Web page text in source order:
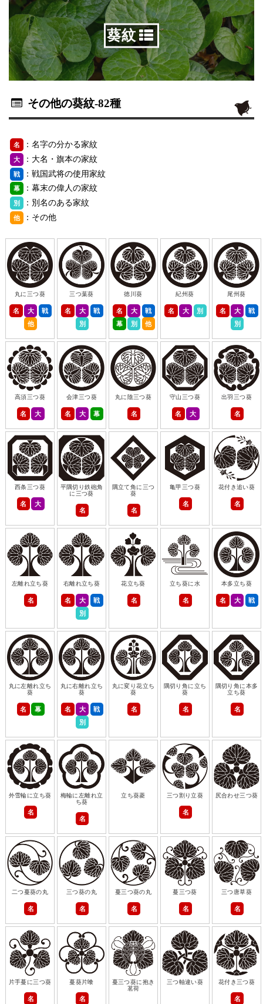
葵紋
その他の葵紋-82種
名 ：名字の分かる家紋
大 ：大名・旗本の家紋
戦 ：戦国武将の使用家紋
幕 ：幕末の偉人の家紋
別 ：別名のある家紋
他 ：その他
丸に三つ葵
名 大
戦
他
三つ葉葵
名 大
戦
別
徳川葵
名 大
戦
幕
別 他
紀州葵
名 大 別
尾州葵
名 大
戦
別
高須三つ葵
名 大
会津三つ葵
名 大 幕
丸に陰三つ葵
名
守山三つ葵
名 大
出羽三つ葵
名
西条三つ葵
名 大
平隅切り鉄砲角
に三つ葵
名
隅立て角に三つ
葵
名
亀甲三つ葵
名
花付き追い葵
名
左離れ立ち葵
名
右離れ立ち葵
名 大
戦
別
花立ち葵
名
立ち葵に水
名
本多立ち葵
名 大 戦
丸に左離れ立ち
葵
名 幕
丸に右離れ立ち
葵
名 大
戦
別
丸に変り花立ち
葵
名
隅切り角に立ち
葵
名
隅切り角に本多
立ち葵
名
外雪輪に立ち葵
名
梅輪に左離れ立
ち葵
名
立ち葵菱 三つ割り立葵
名
尻合わせ三つ葵
二つ蔓葵の丸
名
三つ葵の丸
名
蔓三つ葵の丸
名
蔓三つ葵
名
三つ唐草葵
名
片手蔓に三つ葵
名
蔓葵片喰
名
蔓三つ葵に抱き
茗荷
三つ軸違い葵 花付き三つ葵
名